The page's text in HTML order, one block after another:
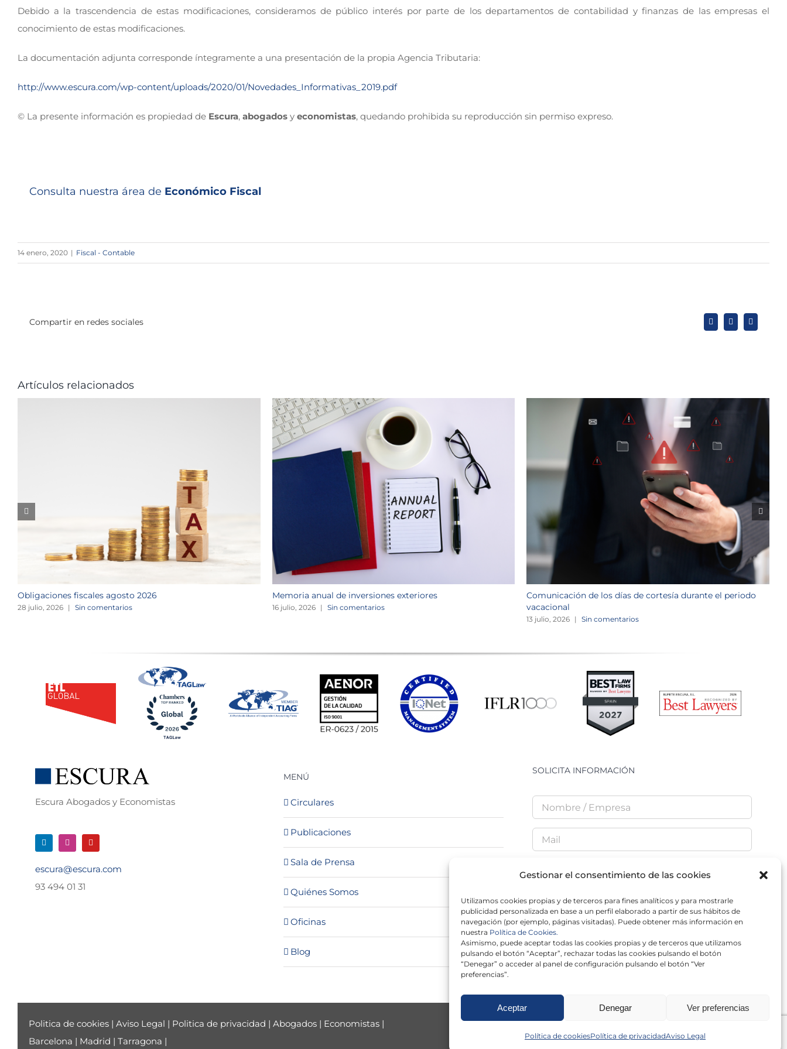
Gestionar el consentimiento de las cookies
Utilizamos cookies propias y de terceros para fines analíticos y para mostrarle
publicidad personalizada en base a un perfil elaborado a partir de sus hábitos de
navegación (por ejemplo, páginas visitadas). Puede obtener más información en
nuestra Política de Cookies.
Asimismo, puede aceptar todas las cookies propias y de terceros que utilizamos
pulsando el botón “Aceptar”, rechazar todas las cookies pulsando el botón
“Denegar” o acceder al panel de configuración pulsando el botón “Ver
preferencias”.
Aceptar Denegar Ver preferencias
Política de cookiesPolítica de privacidadAviso Legal
Debido a la trascendencia de estas modificaciones, consideramos de público interés por parte de los departamentos de contabilidad y finanzas de las empresas el
conocimiento de estas modificaciones.
La documentación adjunta corresponde íntegramente a una presentación de la propia Agencia Tributaria:
http://www.escura.com/wp-content/uploads/2020/01/Novedades_Informativas_2019.pdf
© La presente información es propiedad de Escura, abogados y economistas, quedando prohibida su reproducción sin permiso expreso.
Consulta nuestra área de Económico Fiscal
14 enero, 2020 | Fiscal - Contable
Compartir en redes sociales X LinkedInWhatsApp
Artículos relacionados
Obligaciones fiscales agosto 2026
28 julio, 2026 | Sin comentarios
Memoria anual de inversiones exteriores
16 julio, 2026 | Sin comentarios
Comunicación de los días de cortesía durante el periodo
vacacional
13 julio, 2026 | Sin comentarios
Escura Abogados y Economistas
escura@escura.com
93 494 01 31
MENÚ
Circulares
Publicaciones
Sala de Prensa
Quiénes Somos
Oficinas
Blog
SOLICITA INFORMACIÓN
He leído y acepto laPolítica de Privacidad
Politica de cookies | Aviso Legal | Politica de privacidad | Abogados| Economistas|
Barcelona | Madrid | Tarragona |